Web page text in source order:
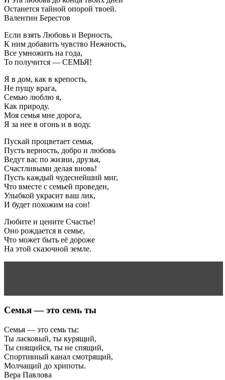
Останется тайной опорой твоей.
Валентин Берестов
Если взять Любовь и Верность,
К ним добавить чувство Нежность,
Все умножить на года,
То получится — СЕМЬЯ!
Я в дом, как в крепость,
Не пущу врага,
Семью люблю я,
Как природу.
Моя семья мне дорога,
Я за нее в огонь и в воду.
Пускай процветает семья,
Пусть верность, добро и любовь
Ведут вас по жизни, друзья,
Счастливыми делая вновь!
Пусть каждый чудеснейший миг,
Что вместе с семьей проведен,
Улыбкой украсит ваш лик,
И будет похожим на сон!
Любите и цените Счастье!
Оно рождается в семье,
Что может быть её дороже
На этой сказочной земле.
Семья — это семь ты
Семья — это семь ты:
Ты ласковый, ты курящий,
Ты снящийся, ты не спящий,
Спортивный канал смотрящий,
Молчащий до хрипоты.
Вера Павлова